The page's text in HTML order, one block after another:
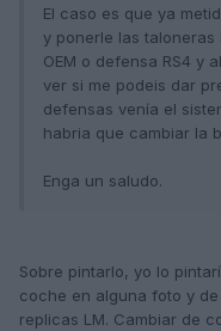
El caso es que ya
y ponerle las
OEM o defensa RS4 y
ver si me podeis dar
defensas venía el
habria que cambiar la
Enga un saludo.
Sobre pintarlo, yo lo
coche en alguna foto y
replicas LM. Cambiar de